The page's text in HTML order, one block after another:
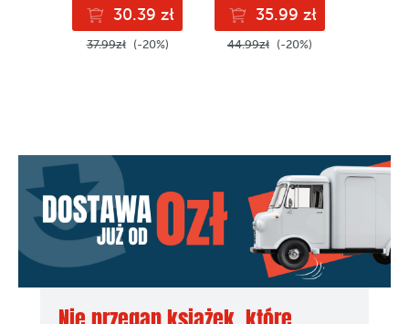
30.39 zł
37.99zł (-20%)
35.99 zł
44.99zł (-20%)